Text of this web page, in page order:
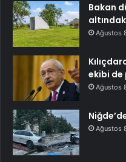
Bakan
Ağustos
ekibi
Ağustos
Ağustos